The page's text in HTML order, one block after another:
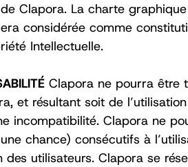
Clapora. La charte
considérée comme
Intellectuelle.
Clapora ne pourra être
et résultant soit de
incompatibilité. Clapora ne
chance) consécutifs à
utilisateurs. Clapora se